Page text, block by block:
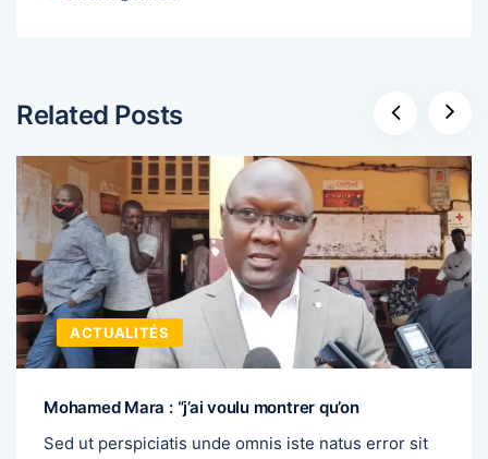
Related Posts
ACTUALITÉS
Mohamed Mara : “j’ai voulu montrer qu’on
Sed ut perspiciatis unde omnis iste natus error sit